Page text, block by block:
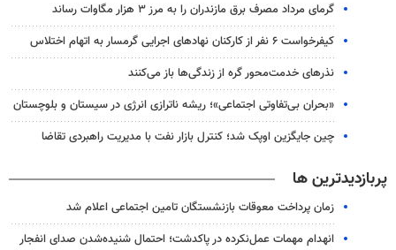
گرمای مرداد مصرف برق مازندران را به مرز ۳ هزار مگاوات رساند
کیفرخواست ۶ نفر از کارکنان نهادهای اجرایی گرمسار به اتهام اختلاس
نذرهای خدمت‌محور گره از زندگی‌ها باز می‌کنند
«بحران بی‌تفاوتی اجتماعی»؛ ریشه ناترازی انرژی در سیستان و بلوچستان
چین جایگزین اوپک شد؛ کنترل بازار نفت با مدیریت راهبردی تقاضا
پربازدیدترین ها
زمان پرداخت معوقات بازنشستگان تامین اجتماعی اعلام شد
انهدام مهمات عمل‌نکرده در پاکدشت؛ احتمال شنیده‌شدن صدای انفجار